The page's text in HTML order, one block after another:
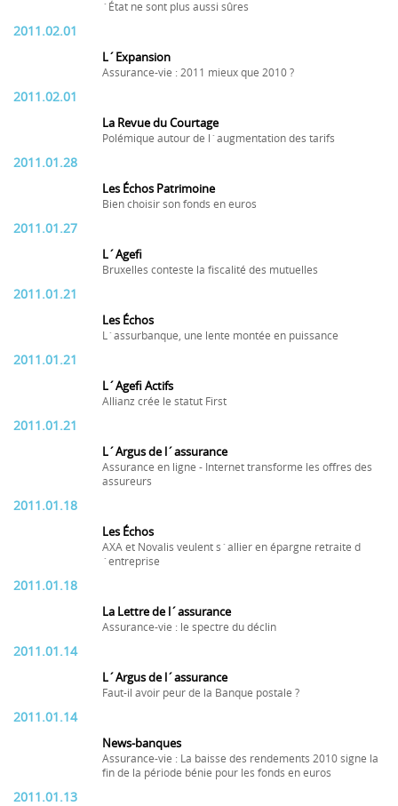
´État ne sont plus aussi sûres
2011.02.01
L´Expansion
Assurance-vie : 2011 mieux que 2010 ?
2011.02.01
La Revue du Courtage
Polémique autour de l´augmentation des tarifs
2011.01.28
Les Échos Patrimoine
Bien choisir son fonds en euros
2011.01.27
L´Agefi
Bruxelles conteste la fiscalité des mutuelles
2011.01.21
Les Échos
L´assurbanque, une lente montée en puissance
2011.01.21
L´Agefi Actifs
Allianz crée le statut First
2011.01.21
L´Argus de l´assurance
Assurance en ligne - Internet transforme les offres des
assureurs
2011.01.18
Les Échos
AXA et Novalis veulent s´allier en épargne retraite d
´entreprise
2011.01.18
La Lettre de l´assurance
Assurance-vie : le spectre du déclin
2011.01.14
L´Argus de l´assurance
Faut-il avoir peur de la Banque postale ?
2011.01.14
News-banques
Assurance-vie : La baisse des rendements 2010 signe la
fin de la période bénie pour les fonds en euros
2011.01.13